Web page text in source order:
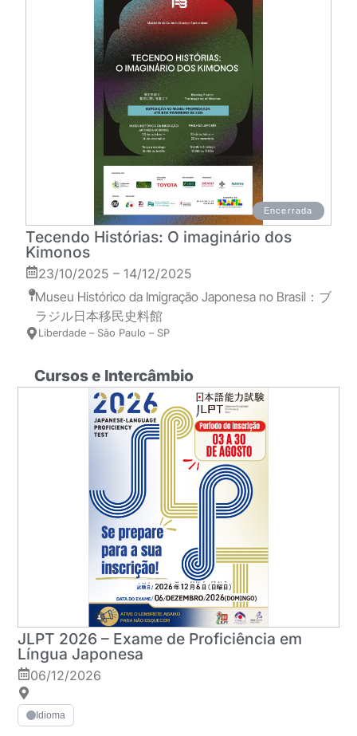
Encerrada
Tecendo Histórias: O imaginário dos
Kimonos
23/10/2025 – 14/12/2025
Museu Histórico da Imigração Japonesa no Brasil：ブ
ラジル日本移民史料館
Liberdade – São Paulo – SP
Cursos e Intercâmbio
JLPT 2026 – Exame de Proficiência em
Língua Japonesa
06/12/2026
Idioma